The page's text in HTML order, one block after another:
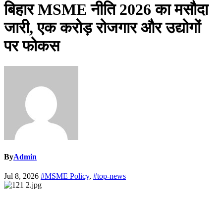
बिहार MSME नीति 2026 का मसौदा
जारी, एक करोड़ रोजगार और उद्योगों
पर फोकस
ByAdmin
Jul 8, 2026 #MSME Policy, #top-news